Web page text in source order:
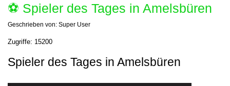
⚽️ Spieler des Tages in Amelsbüren
Geschrieben von: Super User
Zugriffe: 15200
Spieler des Tages in Amelsbüren